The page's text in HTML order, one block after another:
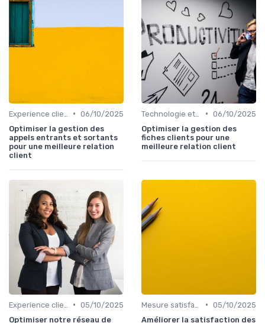
• 06/10/2025
Optimiser la gestion des
appels entrants et sortants
pour une meilleure relation
client
• 06/10/2025
Optimiser la gestion des
fiches clients pour une
meilleure relation client
• 05/10/2025
Optimiser notre réseau de
• 05/10/2025
Améliorer la satisfaction des